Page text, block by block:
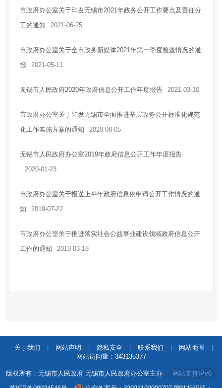
市政府办公室关于印发无锡市2021年政务公开工作要点及责任分
工的通知
2021-06-25
市政府办公室关于全市政务新媒体2021年第一季度检查情况的通
报
2021-05-11
无锡市人民政府2020年政府信息公开工作年度报告 2021-03-10
市政府办公室关于印发无锡市全面推进基层政务公开标准化规范
化工作实施方案的通知
2020-08-05
无锡市人民政府办公室2019年政府信息公开工作年度报告
2020-01-23
市政府办公室关于报送上半年政府信息依申请公开工作情况的通
知
2019-07-22
市政府办公室关于推进落实社会公益事业建设领域政府信息公开
工作的通知
2019-03-18
关于我们 网站声明 隐私安全 联系我们 网站地图
网站访问量： 343135377
版权所有：无锡市人民政府 无锡市人民政府办公室主办
网站支持IPv6